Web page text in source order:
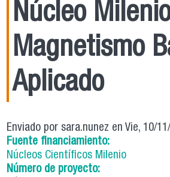
Núcleo
Magnetismo
Aplicado
Enviado porsara.nunez en Vie, 10/
Fuente financiamiento:
Núcleos Científicos Milenio
Número de proyecto: